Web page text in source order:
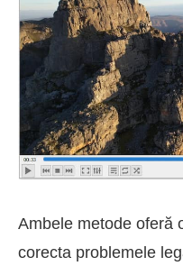
Ambele metode oferă
corecta problemele